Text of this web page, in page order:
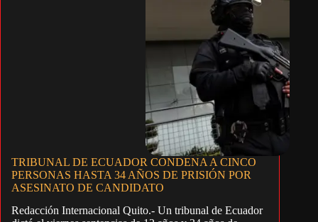
TRIBUNAL DE ECUADOR CONDENA A CINCO
PERSONAS HASTA 34 AÑOS DE PRISIÓN POR
ASESINATO DE CANDIDATO
Redacción Internacional Quito.- Un tribunal de Ecuador